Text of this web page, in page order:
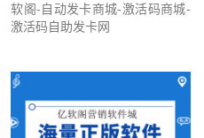
软阁-自动发卡商城-激活码商城-
激活码自助发卡网